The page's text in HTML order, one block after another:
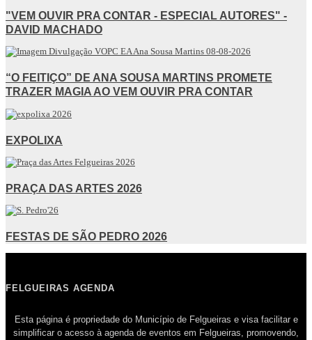
"VEM OUVIR PRA CONTAR - ESPECIAL AUTORES" -
DAVID MACHADO
“O FEITIÇO” DE ANA SOUSA MARTINS PROMETE
TRAZER MAGIA AO VEM OUVIR PRA CONTAR
EXPOLIXA
PRAÇA DAS ARTES 2026
FESTAS DE SÃO PEDRO 2026
FELGUEIRAS AGENDA
Esta página é propriedade do Município de Felgueiras e visa facilitar e
simplificar o acesso à agenda de eventos em Felgueiras, promovendo,